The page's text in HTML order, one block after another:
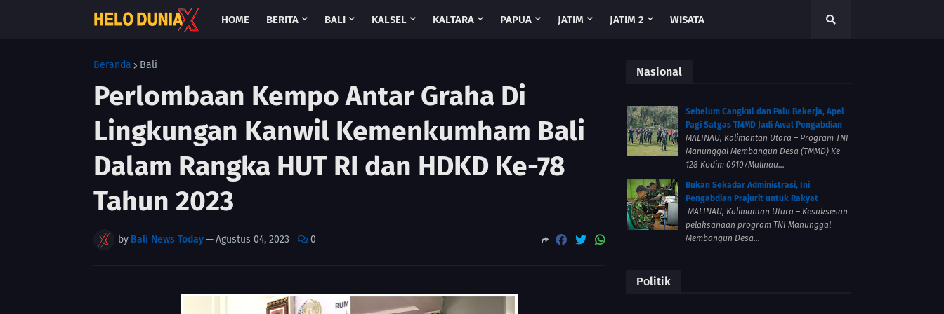
HOME BERITA BALI KALSEL KALTARA PAPUA JATIM JATIM 2 WISATA
Beranda Bali
Perlombaan Kempo Antar Graha Di
Lingkungan Kanwil Kemenkumham Bali
Dalam Rangka HUT RI dan HDKD Ke-78
Tahun 2023
by Bali News Today—Agustus 04, 2023 0
Nasional
Sebelum Cangkul dan Palu Bekerja, Apel
Pagi Satgas TMMD Jadi Awal Pengabdian
MALINAU, Kalimantan Utara – Program TNI
Manunggal Membangun Desa (TMMD) Ke-
128 Kodim 0910/Malinau...
Bukan Sekadar Administrasi, Ini
Pengabdian Prajurit untuk Rakyat
MALINAU, Kalimantan Utara – Kesuksesan
pelaksanaan program TNI Manunggal
Membangun Desa...
Politik